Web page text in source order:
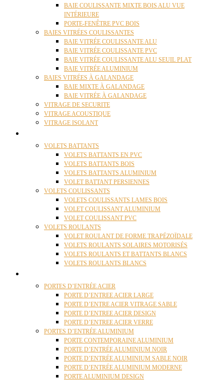
BAIE COULISSANTE MIXTE BOIS ALU VUE
INTÉRIEURE
PORTE-FENÊTRE PVC BOIS
BAIES VITRÉES COULISSANTES
BAIE VITRÉE COULISSANTE ALU
BAIE VITRÉE COULISSANTE PVC
BAIE VITRÉE COULISSANTE ALU SEUIL PLAT
BAIE VITRÉE ALUMINIUM
BAIES VITRÉES À GALANDAGE
BAIE MIXTE À GALANDAGE
BAIE VITRÉE À GALANDAGE
VITRAGE DE SECURITE
VITRAGE ACOUSTIQUE
VITRAGE ISOLANT
VOLETS BATTANTS
VOLETS BATTANTS EN PVC
VOLETS BATTANTS BOIS
VOLETS BATTANTS ALUMINIUM
VOLET BATTANT PERSIENNES
VOLETS COULISSANTS
VOLETS COULISSANTS LAMES BOIS
VOLET COULISSANT ALUMINIUM
VOLET COULISSANT PVC
VOLETS ROULANTS
VOLET ROULANT DE FORME TRAPÉZOÏDALE
VOLETS ROULANTS SOLAIRES MOTORISÉS
VOLETS ROULANTS ET BATTANTS BLANCS
VOLETS ROULANTS BLANCS
PORTES D’ENTRÉE ACIER
PORTE D’ENTREE ACIER LARGE
PORTE D’ENTRE ACIER VITRAGE SABLE
PORTE D’ENTREE ACIER DESIGN
PORTE D’ENTREE ACIER VERRE
PORTES D’ENTRÉE ALUMINIUM
PORTE CONTEMPORAINE ALUMINIUM
PORTE D’ENTRÉE ALUMINIUM NOIR
PORTE D’ENTRÉE ALUMINIUM SABLE NOIR
PORTE D’ENTRÉE ALUMINIUM MODERNE
PORTE ALUMINIUM DESIGN